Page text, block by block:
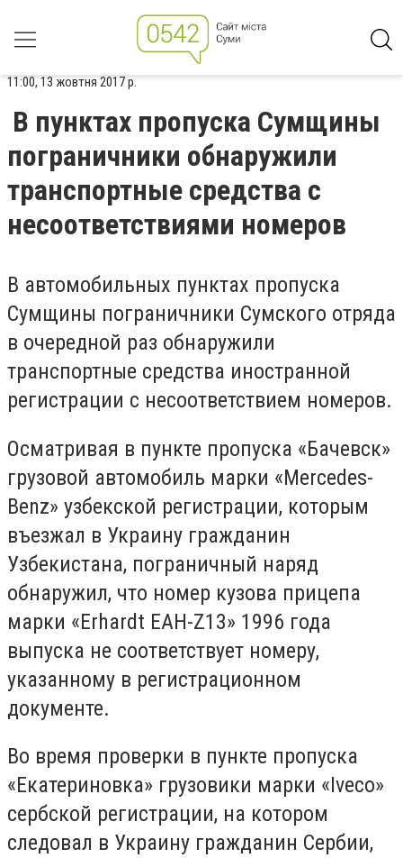
11:00, 13 жовтня 2017 р.
В пунктах пропуска Сумщины
пограничники обнаружили
транспортные средства с
несоответствиями номеров
В автомобильных пунктах пропуска
Сумщины пограничники Сумского отряда
в очередной раз обнаружили
транспортные средства иностранной
регистрации с несоответствием номеров.
Осматривая в пункте пропуска «Бачевск»
грузовой автомобиль марки «Mercedes-
Benz» узбекской регистрации, которым
въезжал в Украину гражданин
Узбекистана, пограничный наряд
обнаружил, что номер кузова прицепа
марки «Erhardt EAH-Z13» 1996 года
выпуска не соответствует номеру,
указанному в регистрационном
документе.
Во время проверки в пункте пропуска
«Екатериновка» грузовики марки «Iveco»
сербской регистрации, на котором
следовал в Украину гражданин Сербии,